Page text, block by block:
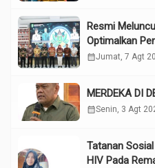
Resmi
Optimalkan
calendar_monthJumat, 7 Agt
MERDEKA DI
calendar_monthSenin, 3 Agt
Tatanan
HIV Pada